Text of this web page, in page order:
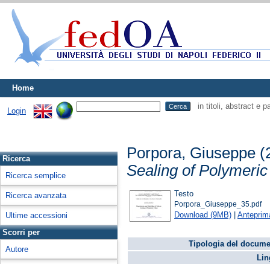
Home
Login
in titoli, abstract e
Ricerca
Ricerca semplice
Ricerca avanzata
Ultime accessioni
Scorri per
Autore
Porpora, Giuseppe
Sealing of
Testo
Porpora_Giuseppe_35.pdf
Download (9MB) |
Tipologia del